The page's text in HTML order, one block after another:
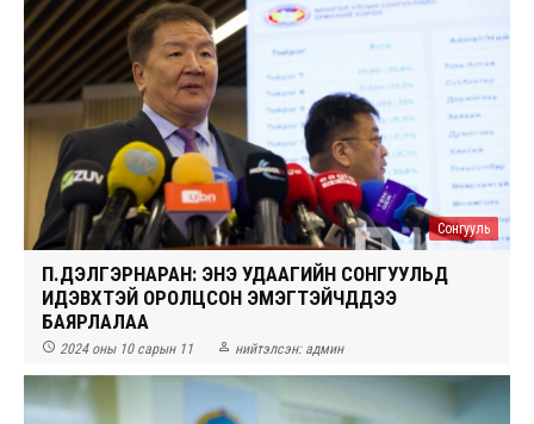
Сонгууль
П.ДЭЛГЭРНАРАН: ЭНЭ УДААГИЙН СОНГУУЛЬД
ИДЭВХТЭЙ ОРОЛЦСОН ЭМЭГТЭЙЧҮҮДДЭЭ
БАЯРЛАЛАА
 2024 оны 10 сарын 11  нийтэлсэн: админ